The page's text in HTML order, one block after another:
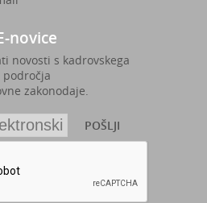
novice
novosti s kadrovskega
področja
zakonodaje.
POŠLJI